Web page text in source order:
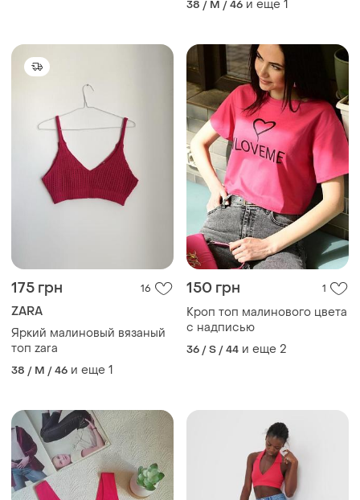
38 / M / 46 и еще 1
175 грн 16
ZARA
Яркий малиновый вязаный
топ zara
38 / M / 46 и еще 1
150 грн 1
Кроп топ малинового цвета
с надписью
36 / S / 44 и еще 2